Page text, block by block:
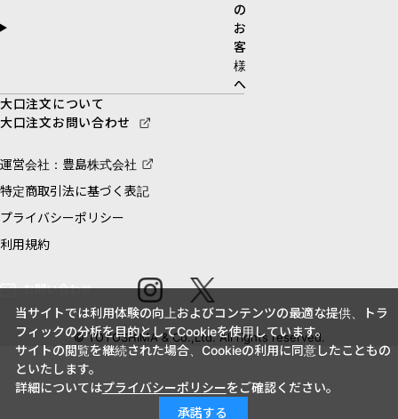
の
お
客
様
へ
大口注文について
大口注文お問い合わせ
運営会社：豊島株式会社
特定商取引法に基づく表記
プライバシーポリシー
利用規約
お問い合わせ
© TOYOSHIMA & Co.,Ltd. All rights reserved.
当サイトでは利用体験の向上およびコンテンツの最適な提供、トラ
フィックの分析を目的としてCookieを使用しています。
サイトの閲覧を継続された場合、Cookieの利用に同意したこともの
といたします。
詳細についてはプライバシーポリシーをご確認ください。
承諾する